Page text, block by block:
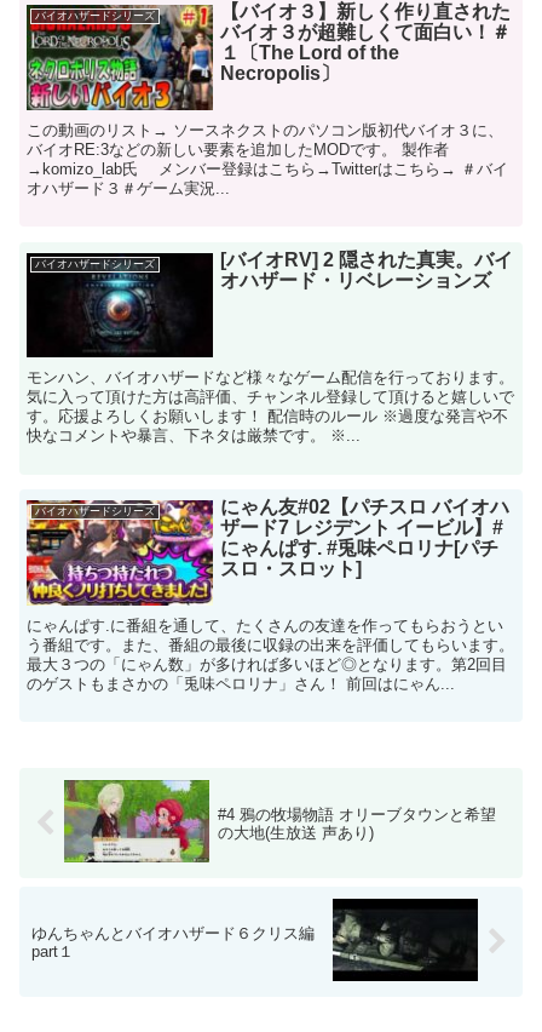
バイオハザードシリーズ
【バイオ３】新しく作り直された
バイオ３が超難しくて面白い！＃
１〔The Lord of the
Necropolis〕
この動画のリスト→ ソースネクストのパソコン版初代バイオ３に、
バイオRE:3などの新しい要素を追加したMODです。 製作者
→komizo_lab氏 メンバー登録はこちら→​​​ Twitterはこちら→ ＃バイ
オハザード３＃ゲーム実況​...
バイオハザードシリーズ
[バイオRV] 2 隠された真実。バイ
オハザード・リベレーションズ
モンハン、バイオハザードなど様々なゲーム配信を行っております。
気に入って頂けた方は高評価、チャンネル登録して頂けると嬉しいで
す。応援よろしくお願いします！ 配信時のルール ※過度な発言や不
快なコメントや暴言、下ネタは厳禁です。 ※...
バイオハザードシリーズ
にゃん友#02【パチスロ バイオハ
ザード7 レジデント イービル】#
にゃんぱす. #兎味ペロリナ[パチ
スロ・スロット]
にゃんぱす.に番組を通して、たくさんの友達を作ってもらおうとい
う番組です。また、番組の最後に収録の出来を評価してもらいます。
最大３つの「にゃん数」が多ければ多いほど◎となります。第2回目
のゲストもまさかの「兎味ペロリナ」さん！ 前回はにゃん...
#4 鴉の牧場物語 オリーブタウンと希望
の大地(生放送 声あり)
ゆんちゃんとバイオハザード６クリス編
part１